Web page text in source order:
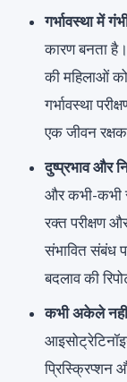
गर्भावस्था में
कारण बनता
की महिलाओं
गर्भावस्था
एक जीवन रक्षक
दुष्प्रभाव और
और कभी-कभी
रक्त परीक्षण
संभावित संबंध
बदलाव की
कभी अकेले
प्रिस्क्रिप्शन